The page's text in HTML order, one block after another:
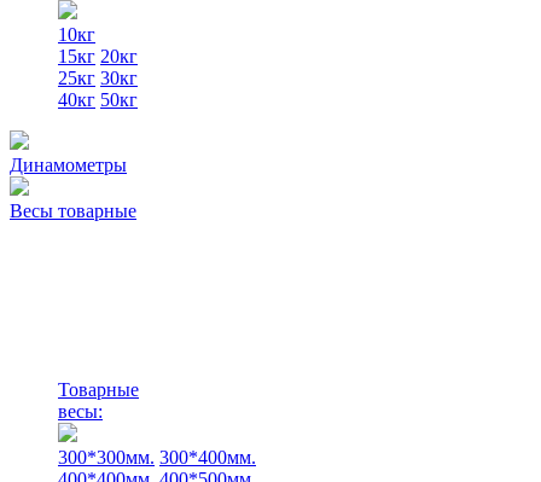
10кг
15кг 20кг
25кг 30кг
40кг 50кг
Динамометры
Весы товарные
Товарные
весы:
300*300мм. 300*400мм.